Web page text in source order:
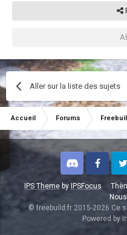
Aller sur la liste des sujets
Accueil Forums
IPS Themeby IPSFocus
Discord Facebook
© freebuild.fr 2015-2026 Ce
Powered by